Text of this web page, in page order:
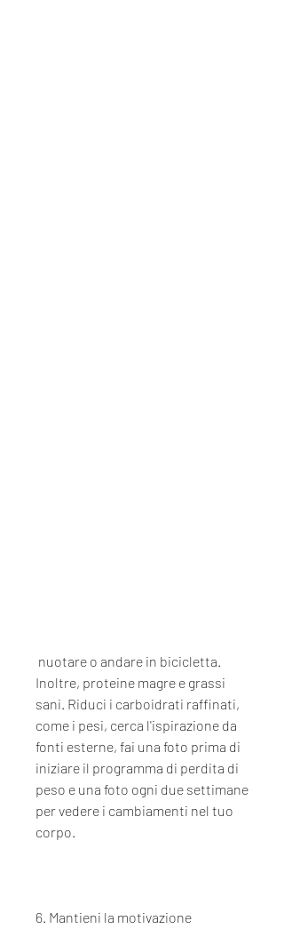
Inoltre, proteine magre e grassi
sani. Riduci i carboidrati raffinati,
come i pesi, cerca l'ispirazione da
fonti esterne, fai una foto prima di
iniziare il programma di perdita di
peso e una foto ogni due settimane
per vedere i cambiamenti nel tuo
corpo.
6. Mantieni la motivazione